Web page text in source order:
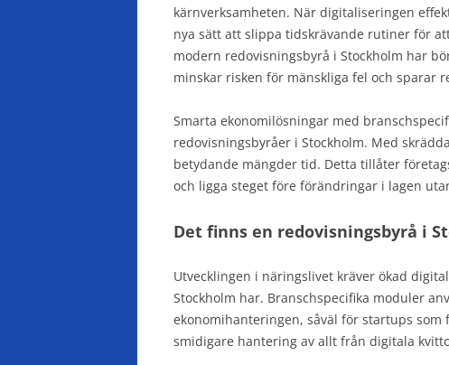
kärnverksamheten. När digitaliseringen
nya sätt att slippa tidskrävande rutiner för
modern redovisningsbyrå i Stockholm har
minskar risken för mänskliga fel och sparar
Smarta ekonomilösningar med
redovisningsbyråer i Stockholm. Med
betydande mängder tid. Detta tillåter
och ligga steget före förändringar i lagen
Det finns en redovisningsbyrå i
Utvecklingen i näringslivet kräver ökad
Stockholm har. Branschspecifika moduler
ekonomihanteringen, såväl för startups
smidigare hantering av allt från digitala